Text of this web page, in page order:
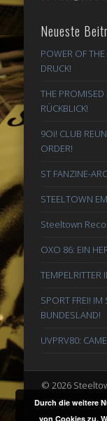
Neueste
POWER OF
DRUCK!
THE
RÜCKBLICK!
9Oi! CLUB
ORDER!
ST FANZINE-
STEELTOWN
Steeltown
OXO 86: EIN
TEMPELRITTER
SPORT FREI! IM
BUNDESLAND!
UVPRV80:
© 2026
ahead
Durch die weitere
von Cookies zu.